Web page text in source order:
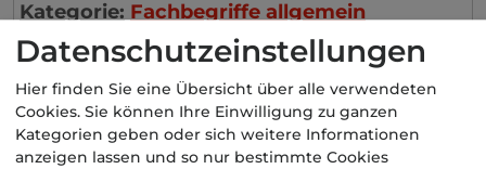
Kategorie: Fachbegriffe allgemein
AktuelleNachrichten
Datenschutzeinstellungen
Hier finden Sie eine Übersicht über alle verwendeten
Cookies. Sie können Ihre Einwilligung zu ganzen
Kategorien geben oder sich weitere Informationen
anzeigen lassen und so nur bestimmte Cookies